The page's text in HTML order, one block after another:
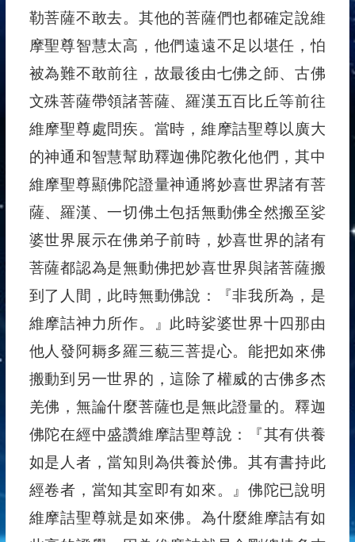
勒菩薩不敢去。其他的菩薩們也都確定說維
摩聖尊智慧太高，他們遠遠不足以堪任，怕
被為難不敢前往，故最後由七佛之師、古佛
文殊菩薩帶領諸菩薩、羅漢五百比丘等前往
維摩聖尊處問疾。當時，維摩詰聖尊以廣大
的神通和智慧幫助釋迦佛陀教化他們，其中
維摩聖尊顯佛陀證量神通將妙喜世界諸有菩
薩、羅漢、一切佛土包括無動佛全然搬至娑
婆世界展示在佛弟子前時，妙喜世界的諸有
菩薩都認為是無動佛把妙喜世界與諸菩薩搬
到了人間，此時無動佛說：『非我所為，是
維摩詰神力所作。』此時娑婆世界十四那由
他人發阿耨多羅三藐三菩提心。能把如來佛
搬動到另一世界的，這除了權威的古佛多杰
羌佛，無論什麼菩薩也是無此證量的。釋迦
佛陀在經中盛讚維摩詰聖尊說：『其有供養
如是人者，當知則為供養於佛。其有書持此
經卷者，當知其室即有如來。』佛陀已說明
維摩詰聖尊就是如來佛。為什麼維摩詰有如